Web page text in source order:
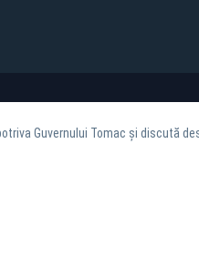
Guvernului Tomac și discută